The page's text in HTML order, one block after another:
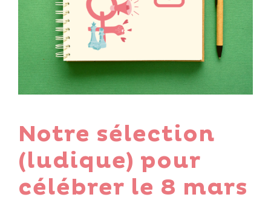
Notre sélection
(ludique) pour
célébrer le 8 mars